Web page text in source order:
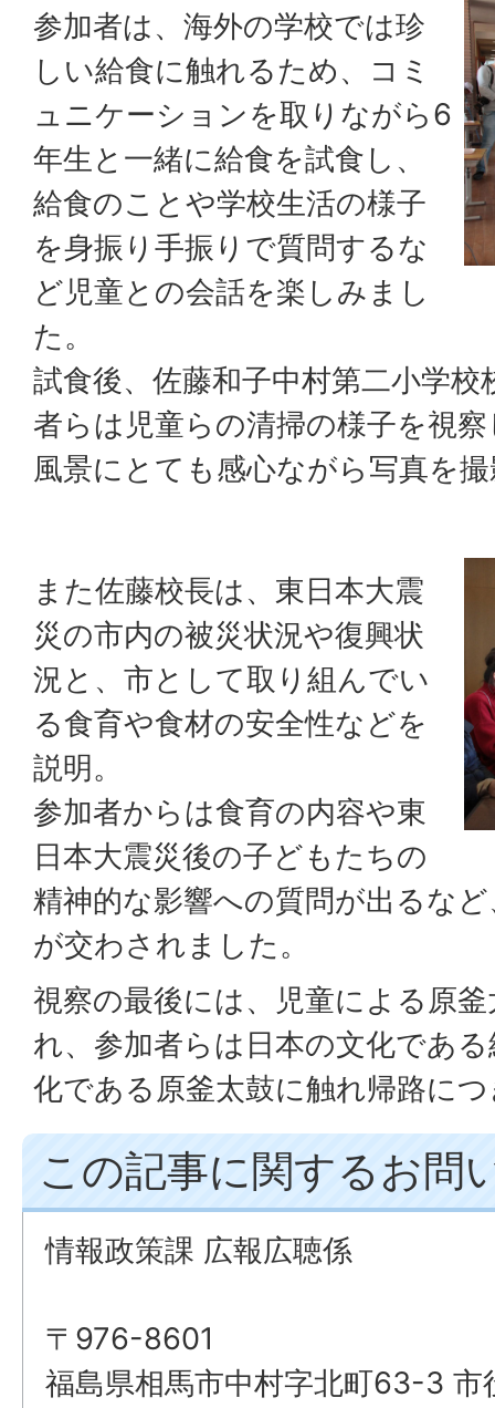
参加者は、海外の学校では珍
しい給食に触れるため、コミ
ュニケーションを取りながら6
年生と一緒に給食を試食し、
給食のことや学校生活の様子
を身振り手振りで質問するな
ど児童との会話を楽しみまし
た。
試食後、佐藤和子中村第二小学
者らは児童らの清掃の様子を視
風景にとても感心ながら写真を
また佐藤校長は、東日本大震
災の市内の被災状況や復興状
況と、市として取り組んでい
る食育や食材の安全性などを
説明。
参加者からは食育の内容や東
日本大震災後の子どもたちの
精神的な影響への質問が出るな
が交わされました。
視察の最後には、児童による原
れ、参加者らは日本の文化であ
化である原釜太鼓に触れ帰路に
この記事に関するお問
情報政策課 広報広聴係
〒976-8601
福島県相馬市中村字北町63-3 市